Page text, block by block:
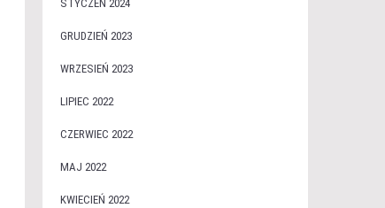
STYCZEŃ 2024
GRUDZIEŃ 2023
WRZESIEŃ 2023
LIPIEC 2022
CZERWIEC 2022
MAJ 2022
KWIECIEŃ 2022